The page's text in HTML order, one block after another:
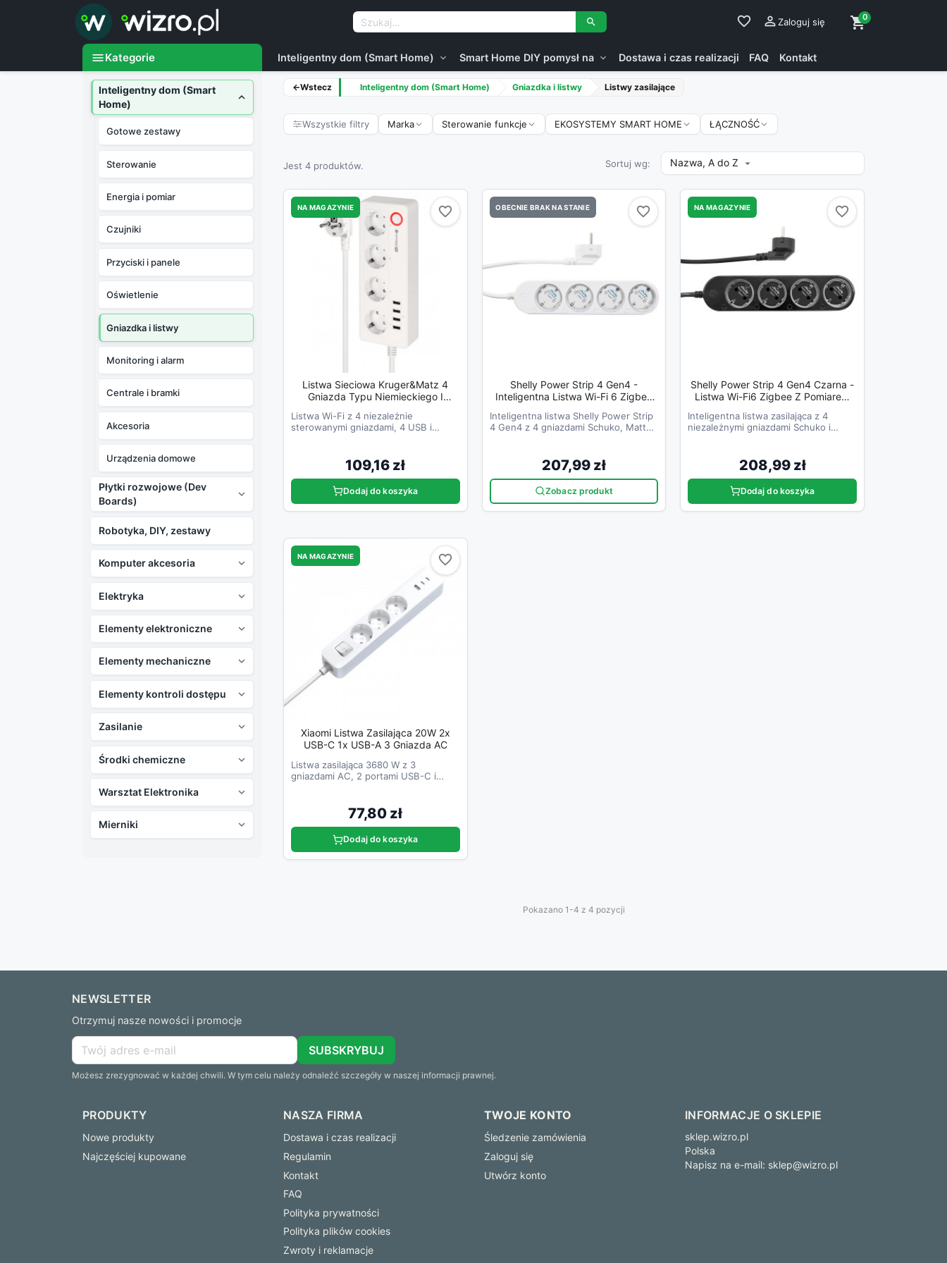
 favorite_border Zaloguj się shopping_cart
0
menuKategorie Inteligentny dom (Smart Home) expand_more Smart Home DIY pomysł na expand_more Dostawa i czas realizacji FAQ Kontakt
Inteligentny dom (Smart
Home)

Gotowe zestawy
Sterowanie
Energia i pomiar
Czujniki
Przyciski i panele
Oświetlenie
Gniazdka i listwy
Monitoring i alarm
Centrale i bramki
Akcesoria
Urządzenia domowe
Płytki rozwojowe (Dev
Boards)

Robotyka, DIY, zestawy
Komputer akcesoria 
Elektryka 
Elementy elektroniczne 
Elementy mechaniczne 
Elementy kontroli dostępu 
Zasilanie 
Środki chemiczne 
Warsztat Elektronika 
Mierniki 
←Wstecz Inteligentny dom (Smart Home) Gniazdka i listwy Listwy zasilające
Wszystkie filtry Marka Sterowanie funkcje EKOSYSTEMY SMART HOME ŁĄCZNOŚĆ
Jest 4 produktów. Sortuj wg: Nazwa, A do Z 
NA MAGAZYNIE favorite_border
Listwa Sieciowa Kruger&Matz 4
Gniazda Typu Niemieckiego I
Listwa Wi-Fi z 4 niezależnie
sterowanymi gniazdami, 4 USB i
109,16 zł
Dodaj do koszyka
favorite_border OBECNIE BRAK NA STANIE favorite_border
Shelly Power Strip 4 Gen4 -
Inteligentna Listwa Wi-Fi 6 Zigbee
Inteligentna listwa Shelly Power Strip
4 Gen4 z 4 gniazdami Schuko, Matter
207,99 zł
Zobacz produkt
favorite_border NA MAGAZYNIE favorite_border
Shelly Power Strip 4 Gen4 Czarna -
Listwa Wi-Fi6 Zigbee Z Pomiarem
Inteligentna listwa zasilająca z 4
niezależnymi gniazdami Schuko i
208,99 zł
Dodaj do koszyka
favorite_border
NA MAGAZYNIE favorite_border
Xiaomi Listwa Zasilająca 20W 2x
USB-C 1x USB-A 3 Gniazda AC
Listwa zasilająca 3680 W z 3
gniazdami AC, 2 portami USB-C i
77,80 zł
Dodaj do koszyka
favorite_border
Pokazano 1-4 z 4 pozycji
NEWSLETTER
Otrzymuj nasze nowości i promocje
SUBSKRYBUJ
Możesz zrezygnować w każdej chwili. W tym celu należy odnaleźć szczegóły w naszej informacji prawnej.
PRODUKTY
Nowe produkty
Najczęściej kupowane
NASZA FIRMA
Dostawa i czas realizacji
Regulamin
Kontakt
FAQ
Polityka prywatności
Polityka plików cookies
Zwroty i reklamacje
TWOJE KONTO
Śledzenie zamówienia
Zaloguj się
Utwórz konto
INFORMACJE O SKLEPIE
sklep.wizro.pl
Polska
Napisz na e-mail: sklep@wizro.pl